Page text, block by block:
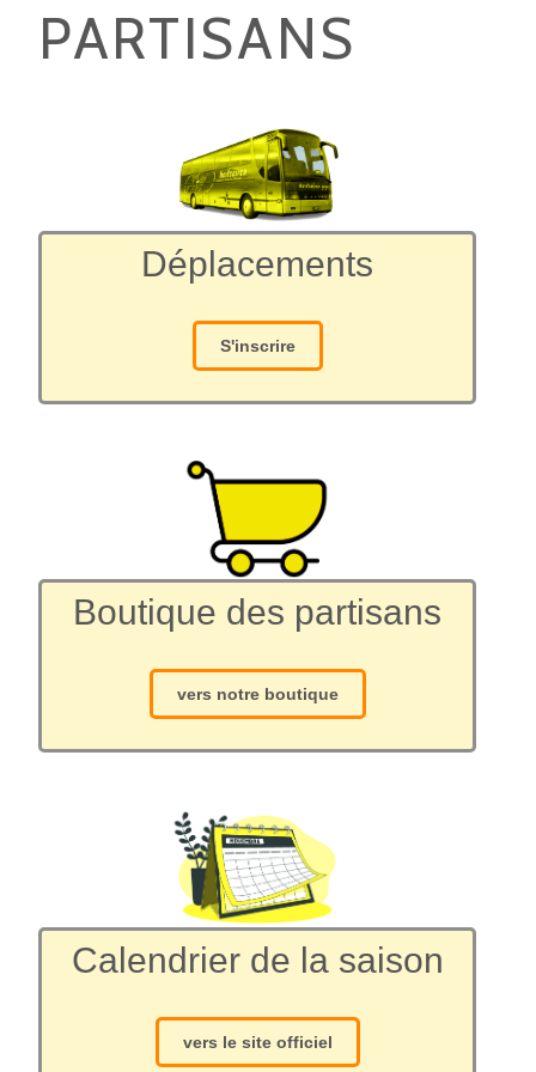
PARTISANS
Déplacements
S'inscrire
Boutique des partisans
vers notre boutique
Calendrier de la saison
vers le site officiel